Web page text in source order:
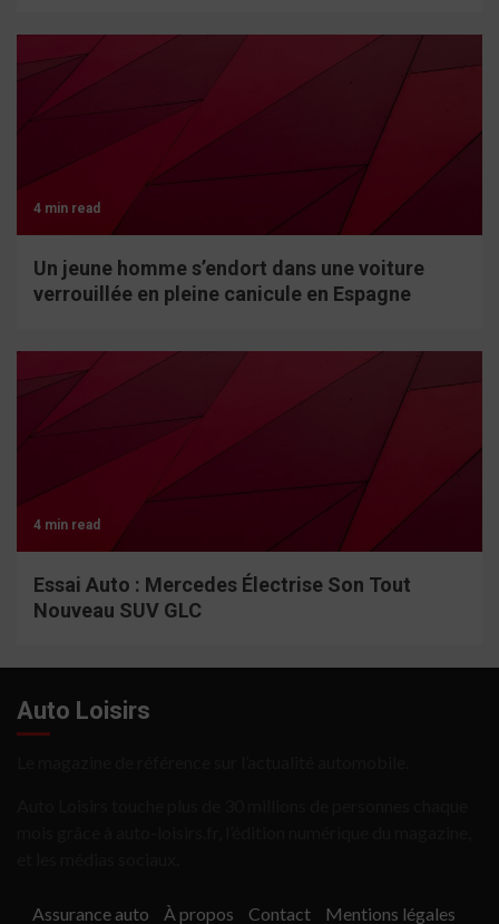
4 min read
Un jeune homme s’endort dans une voiture
verrouillée en pleine canicule en Espagne
4 min read
Essai Auto : Mercedes Électrise Son Tout
Nouveau SUV GLC
Auto Loisirs
Assurance auto À propos Contact Mentions légales